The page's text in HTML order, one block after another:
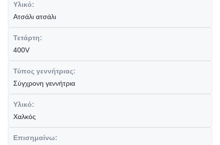
Υλικό:
Ατσάλι ατσάλι
Τετάρτη:
400V
Τύπος γεννήτριας:
Σύγχρονη γεννήτρια
Υλικό:
Χαλκός
Επισημαίνω: